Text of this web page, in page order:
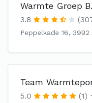
Warmte Groep
3.8
Peppelkade 16, 3992
Team
5.0 (1)